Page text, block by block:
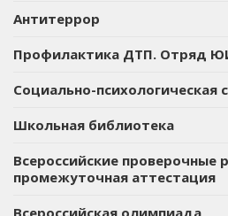
Антитеррор
Профилактика ДТП. Отряд
Социально-психологическая
Школьная библиотека
Всероссийские проверочные
промежуточная аттестация
Всероссийская олимпиада